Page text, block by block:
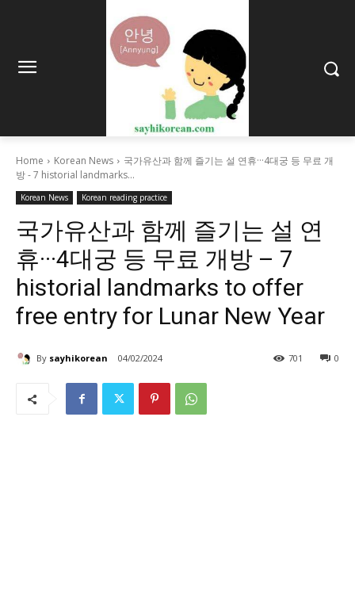
Home Korean News
국가유산과 함께 즐기는 설 연휴···4대궁 등 무료 개
방 - 7 historial landmarks...
Korean News Korean reading practice
국가유산과 함께 즐기는 설 연
휴···4대궁 등 무료 개방 – 7
historial landmarks to offer
free entry for Lunar New Year
By sayhikorean 04/02/2024 0
701